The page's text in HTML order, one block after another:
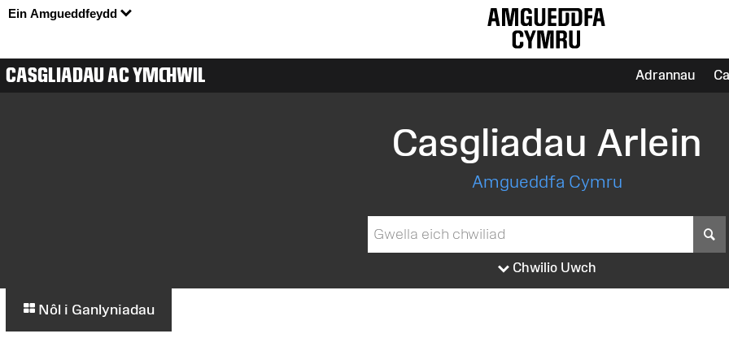
Ein Amgueddfeydd
CASGLIADAU AC YMCHWIL Adrannau
Casgliadau Arlein
Amgueddfa Cymru
Chwilio Uwch
Nôl i Ganlyniadau